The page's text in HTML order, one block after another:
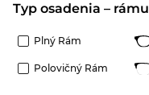
Typ osadenia – rámu
Plný Rám
Polovičný Rám